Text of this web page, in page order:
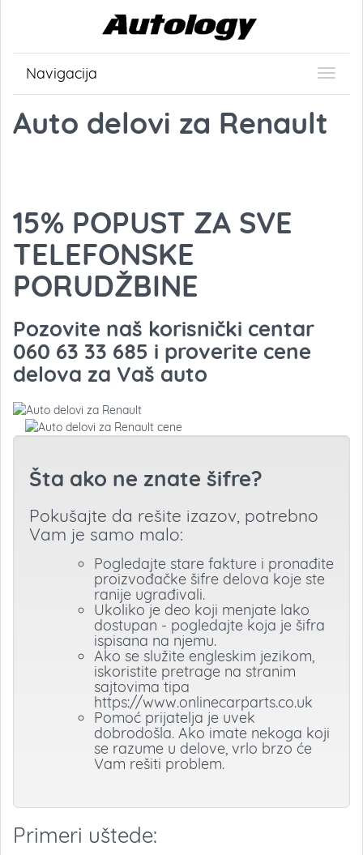
Navigacija
Auto delovi za Renault
15% POPUST ZA SVE
TELEFONSKE
PORUDŽBINE
Pozovite naš korisnički centar
060 63 33 685 i proverite cene
delova za Vaš auto
Šta ako ne znate šifre?
Pokušajte da rešite izazov, potrebno
Vam je samo malo:
Pogledajte stare fakture i pronađite
proizvođačke šifre delova koje ste
ranije ugrađivali.
Ukoliko je deo koji menjate lako
dostupan - pogledajte koja je šifra
ispisana na njemu.
Ako se služite engleskim jezikom,
iskoristite pretrage na stranim
sajtovima tipa
https://www.onlinecarparts.co.uk
Pomoć prijatelja je uvek
dobrodošla. Ako imate nekoga koji
se razume u delove, vrlo brzo će
Vam rešiti problem.
Primeri uštede: